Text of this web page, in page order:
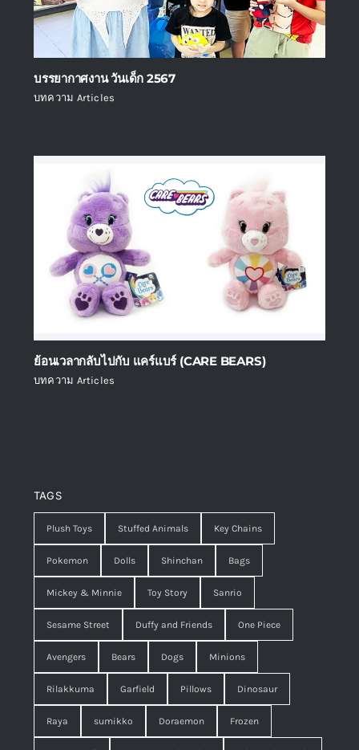
บรรยากาศงาน วันเด็ก 2567
บทความ Articles
ย้อนเวลากลับไปกับ แคร์แบร์ (CARE BEARS)
บทความ Articles
TAGS
Plush Toys Stuffed Animals Key Chains
Pokemon Dolls Shinchan Bags
Mickey & Minnie Toy Story Sanrio
Sesame Street Duffy and Friends One Piece
Avengers Bears Dogs Minions
Rilakkuma Garfield Pillows Dinosaur
Raya sumikko Doraemon Frozen